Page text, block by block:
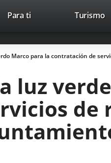
Para ti Turismo
Marco para la contratación de
luz
de